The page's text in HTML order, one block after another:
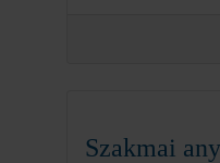
Szakmai